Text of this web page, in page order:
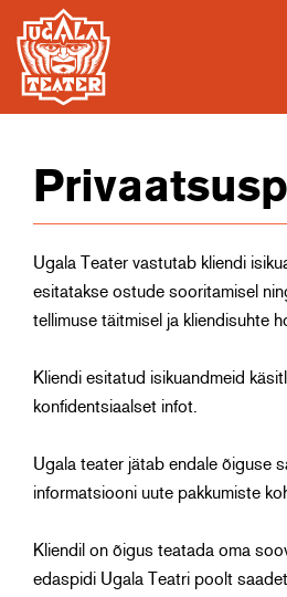
Ugala Teater vastutab kliendi
esitatakse ostude sooritamisel
tellimuse täitmisel ja kliendisuhte
Kliendi esitatud isikuandmeid
konfidentsiaalset infot.
Ugala teater jätab endale õiguse
informatsiooni uute pakkumiste
Kliendil on õigus teatada oma
edaspidi Ugala Teatri poolt